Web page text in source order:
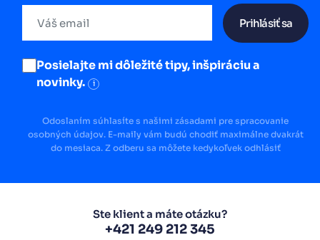
Prihlásiť sa
Posielajte mi dôležité tipy, inšpiráciu a
novinky.
i
Odoslaním súhlasíte s našimi zásadami pre spracovanie
osobných údajov. E-maily vám budú chodiť maximálne dvakrát
do mesiaca. Z odberu sa môžete kedykoľvek odhlásiť
Ste klient a máte otázku?
+421 249 212 345